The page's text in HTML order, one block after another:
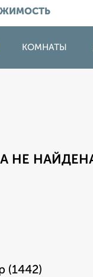
КОМНАТЫ
НЕ
(1442)